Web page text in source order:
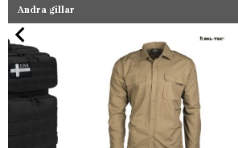
Andra gillar